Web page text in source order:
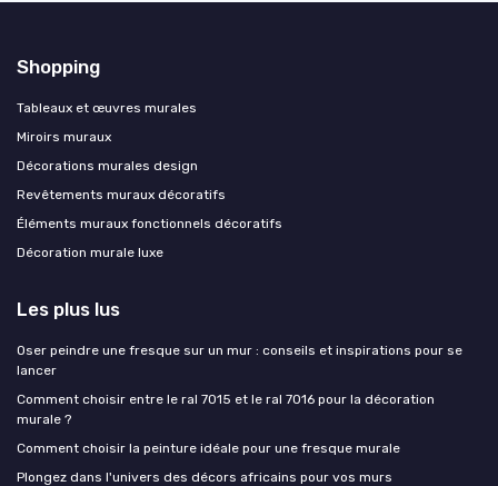
Shopping
Tableaux et œuvres murales
Miroirs muraux
Décorations murales design
Revêtements muraux décoratifs
Éléments muraux fonctionnels décoratifs
Décoration murale luxe
Les plus lus
Oser peindre une fresque sur un mur : conseils et inspirations pour se
lancer
Comment choisir entre le ral 7015 et le ral 7016 pour la décoration
murale ?
Comment choisir la peinture idéale pour une fresque murale
Plongez dans l'univers des décors africains pour vos murs